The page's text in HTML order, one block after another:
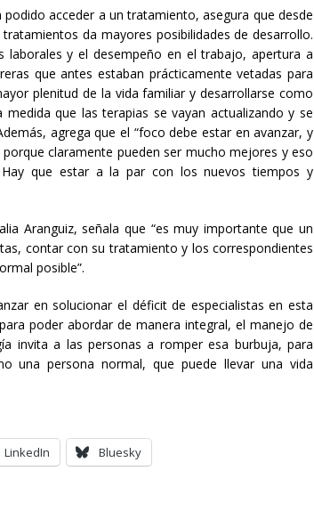
acceder a un tratamiento, asegura que desde
da mayores posibilidades de desarrollo.
laborales y el desempeño en el trabajo, apertura a
que antes estaban prácticamente vetadas para
plenitud de la vida familiar y desarrollarse como
que las terapias se vayan actualizando y se
agrega que el “foco debe estar en avanzar, y
claramente pueden ser mucho mejores y eso
que estar a la par con los nuevos tiempos y
Aranguiz, señala que “es muy importante que un
contar con su tratamiento y los correspondientes
posible”.
en solucionar el déficit de especialistas en esta
poder abordar de manera integral, el manejo de
invita a las personas a romper esa burbuja, para
una persona normal, que puede llevar una vida
LinkedIn Bluesky